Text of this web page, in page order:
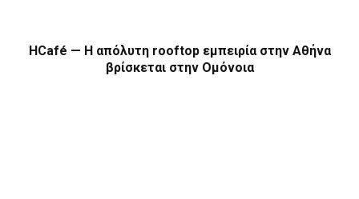
HCafé — Η απόλυτη rooftop εμπειρία στην Αθήνα
βρίσκεται στην Ομόνοια